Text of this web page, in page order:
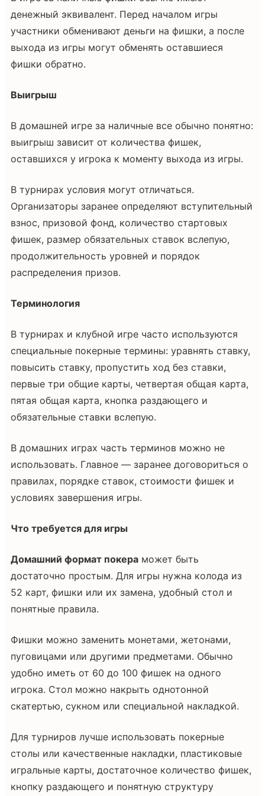
денежный эквивалент. Перед началом игры
участники обменивают деньги на фишки, а после
выхода из игры могут обменять оставшиеся
фишки обратно.
Выигрыш
В домашней игре за наличные все обычно понятно:
выигрыш зависит от количества фишек,
оставшихся у игрока к моменту выхода из игры.
В турнирах условия могут отличаться.
Организаторы заранее определяют вступительный
взнос, призовой фонд, количество стартовых
фишек, размер обязательных ставок вслепую,
продолжительность уровней и порядок
распределения призов.
Терминология
В турнирах и клубной игре часто используются
специальные покерные термины: уравнять ставку,
повысить ставку, пропустить ход без ставки,
первые три общие карты, четвертая общая карта,
пятая общая карта, кнопка раздающего и
обязательные ставки вслепую.
В домашних играх часть терминов можно не
использовать. Главное — заранее договориться о
правилах, порядке ставок, стоимости фишек и
условиях завершения игры.
Что требуется для игры
Домашний формат покера может быть
достаточно простым. Для игры нужна колода из
52 карт, фишки или их замена, удобный стол и
понятные правила.
Фишки можно заменить монетами, жетонами,
пуговицами или другими предметами. Обычно
удобно иметь от 60 до 100 фишек на одного
игрока. Стол можно накрыть однотонной
скатертью, сукном или специальной накладкой.
Для турниров лучше использовать покерные
столы или качественные накладки, пластиковые
игральные карты, достаточное количество фишек,
кнопку раздающего и понятную структуру